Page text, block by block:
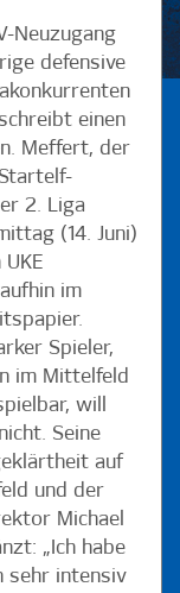
Neuzugang
defensive
einen
Meffert, der
2. Liga
(14. Juni)
im
Spieler,
im Mittelfeld
will
Seine
auf
und der
Michael
„Ich habe
sehr intensiv